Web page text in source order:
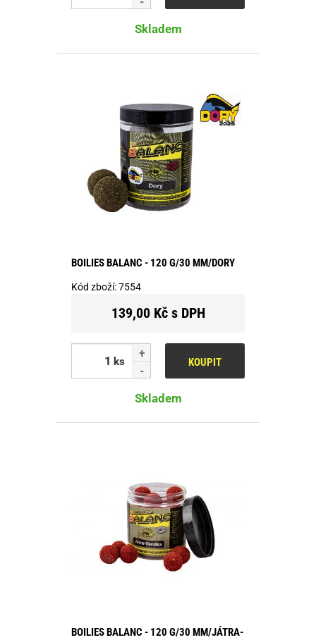
Skladem
BOILIES BALANC - 120 G/30 MM/DORY
Kód zboží:7554
139,00 Kč s DPH
ks KOUPIT
Skladem
BOILIES BALANC - 120 G/30 MM/JÁTRA-